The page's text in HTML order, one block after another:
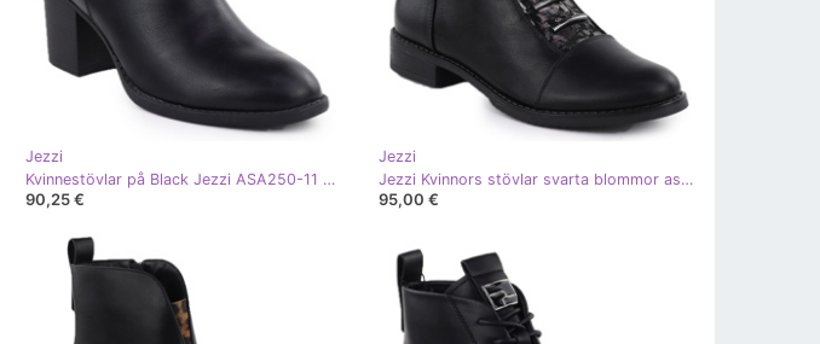
Jezzi
Kvinnestövlar på Black Jezzi ASA250-11 Post svart
90,25 €
Jezzi
Jezzi Kvinnors stövlar svarta blommor asa62-16
95,00 €